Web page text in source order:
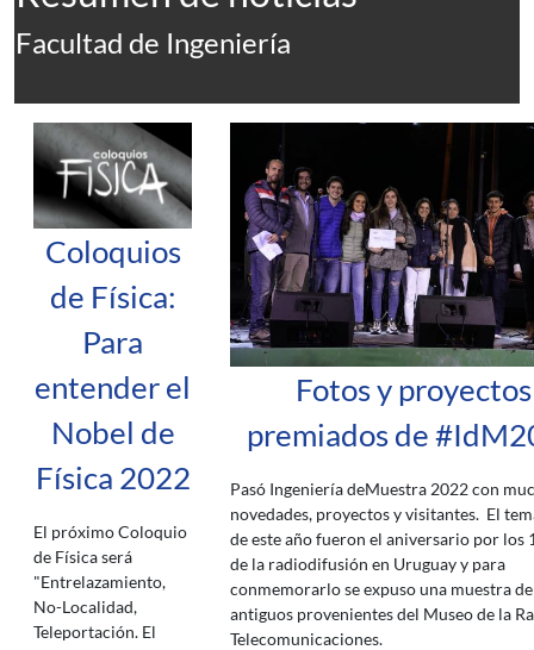
Facultad de Ingeniería
Coloquios
de Física:
Para
entender el
Nobel de
Física 2022
El próximo Coloquio
de Física será
"Entrelazamiento,
No-Localidad,
Teleportación. El
Fotos y proyectos
premiados de
Pasó Ingeniería deMuestra 2022 con
novedades, proyectos y visitantes. El
de este año fueron el aniversario por los
de la radiodifusión en Uruguay y para
conmemorarlo se expuso una muestra
antiguos provenientes del Museo de la
Telecomunicaciones.